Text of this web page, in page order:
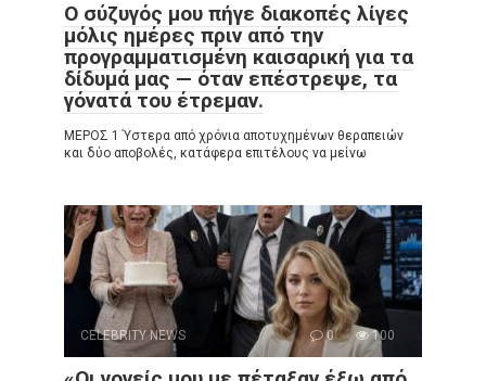
Ο σύζυγός μου πήγε διακοπές λίγες
μόλις ημέρες πριν από την
προγραμματισμένη καισαρική για τα
δίδυμά μας — όταν επέστρεψε, τα
γόνατά του έτρεμαν.
ΜΕΡΟΣ 1 Ύστερα από χρόνια αποτυχημένων θεραπειών
και δύο αποβολές, κατάφερα επιτέλους να μείνω
CELEBRITY NEWS 0 100